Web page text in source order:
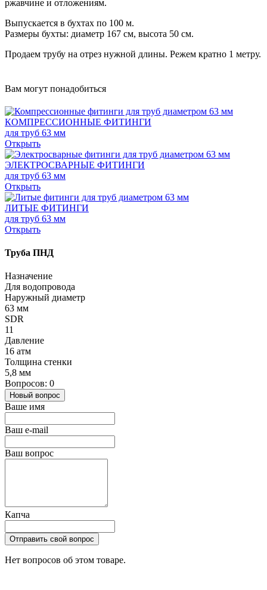
ржавчине и отложениям.
Выпускается в бухтах по 100 м.
Размеры бухты: диаметр 167 см, высота 50 см.
Продаем трубу на отрез нужной длины. Режем кратно 1 метру.
Вам могут понадобиться
КОМПРЕССИОННЫЕ ФИТИНГИ
для труб 63 мм
Открыть
ЭЛЕКТРОСВАРНЫЕ ФИТИНГИ
для труб 63 мм
Открыть
ЛИТЫЕ ФИТИНГИ
для труб 63 мм
Открыть
Труба ПНД
Назначение
Для водопровода
Наружный диаметр
63 мм
SDR
11
Давление
16 атм
Толщина стенки
5,8 мм
Вопросов: 0
Новый вопрос
Ваше имя
Ваш e-mail
Ваш вопрос
Капча
Отправить свой вопрос
Нет вопросов об этом товаре.